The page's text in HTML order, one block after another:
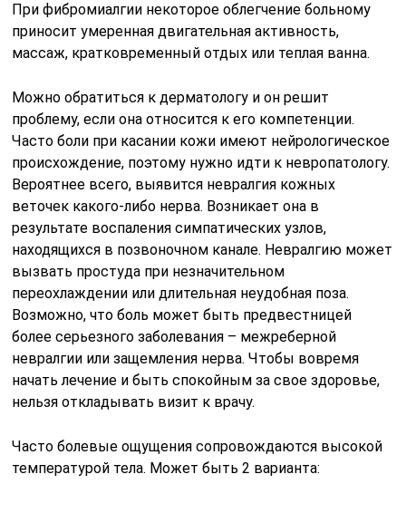
При фибромиалгии некоторое облегчение больному
приносит умеренная двигательная активность,
массаж, кратковременный отдых или теплая ванна.
Можно обратиться к дерматологу и он решит
проблему, если она относится к его компетенции.
Часто боли при касании кожи имеют нейрологическое
происхождение, поэтому нужно идти к невропатологу.
Вероятнее всего, выявится невралгия кожных
веточек какого-либо нерва. Возникает она в
результате воспаления симпатических узлов,
находящихся в позвоночном канале. Невралгию может
вызвать простуда при незначительном
переохлаждении или длительная неудобная поза.
Возможно, что боль может быть предвестницей
более серьезного заболевания – межреберной
невралгии или защемления нерва. Чтобы вовремя
начать лечение и быть спокойным за свое здоровье,
нельзя откладывать визит к врачу.
Часто болевые ощущения сопровождаются высокой
температурой тела. Может быть 2 варианта: